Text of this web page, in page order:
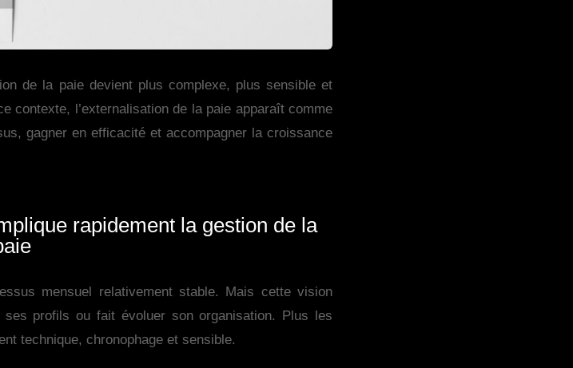
de la paie devient plus complexe, plus sensible et
contexte, l’externalisation de la paie apparaît comme
gagner en efficacité et accompagner la croissance
rapidement la gestion de la
mensuel relativement stable. Mais cette vision
profils ou fait évoluer son organisation. Plus les
technique, chronophage et sensible.